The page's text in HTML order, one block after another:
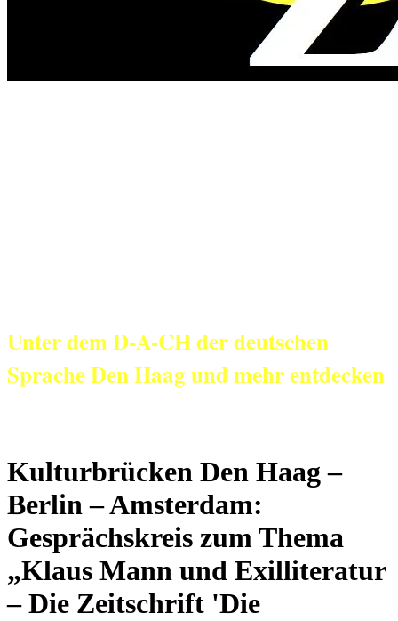
Unter dem D-A-CH der deutschen
Sprache Den Haag und mehr entdecken
Kulturbrücken Den Haag –
Berlin – Amsterdam:
Gesprächskreis zum Thema
„Klaus Mann und Exilliteratur
– Die Zeitschrift 'Die